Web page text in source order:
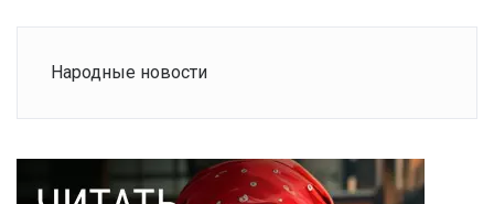
Народные новости